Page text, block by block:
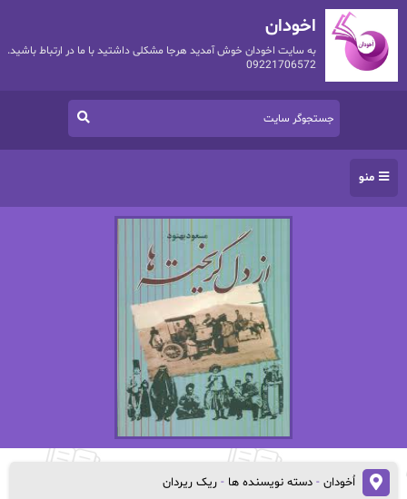
اخودان
به سایت اخودان خوش آمدید هرجا مشکلی داشتید با ما در ارتباط باشید.
09221706572
منو
اُخودان- دسته نویسنده ها - ریک ریردان